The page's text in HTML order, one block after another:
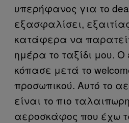
υπερήφανος για το
εξασφαλίσει,
κατάφερα να
ημέρα το ταξίδι μου.
κόπασε μετά το
προσωπικού. Αυτό το
είναι το πιο
αεροσκάφος που έχω